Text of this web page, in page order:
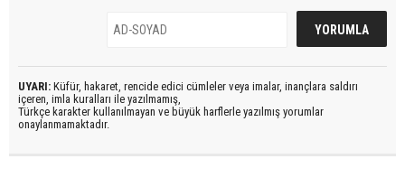
UYARI: Küfür, hakaret, rencide edici cümleler veya imalar, inançlara saldırı
içeren, imla kuralları ile yazılmamış,
Türkçe karakter kullanılmayan ve büyük harflerle yazılmış yorumlar
onaylanmamaktadır.